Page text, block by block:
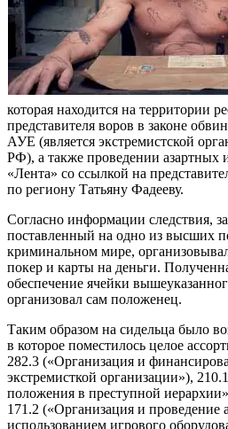
которая находится на территории
представителя воров в законе
АУЕ (является экстремистской
РФ), а также проведении азартных
«Лента» со ссылкой на
по региону Татьяну Фадееву.
Согласно информации следствия,
поставленный на одно из высших
криминальном мире,
покер и карты на деньги.
обеспечение ячейки
организовал сам положенец.
Таким образом на сидельца было
в которое поместилось целое
282.3 («Организация и
экстремисткой организации»),
положения в преступной
171.2 («Организация и проведение
использованием игрового